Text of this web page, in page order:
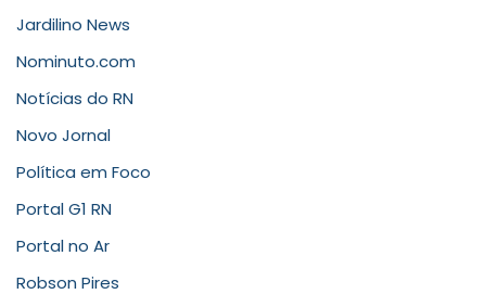
Jardilino News
Nominuto.com
Notícias do RN
Novo Jornal
Política em Foco
Portal G1 RN
Portal no Ar
Robson Pires